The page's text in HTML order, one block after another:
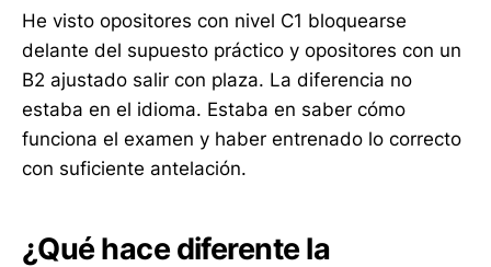
He visto opositores con nivel C1 bloquearse
delante del supuesto práctico y opositores con un
B2 ajustado salir con plaza. La diferencia no
estaba en el idioma. Estaba en saber cómo
funciona el examen y haber entrenado lo correcto
con suficiente antelación.
¿Qué hace diferente la